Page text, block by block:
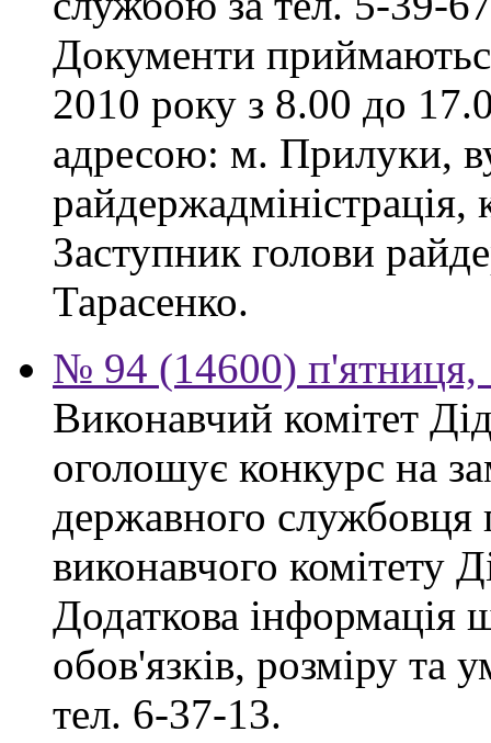
Документи
2010 року з 8.00 до
адресою: м. Прилуки,
Заступник голови
Тарасенко.
№ 94 (14600) п'ятниця,
Виконавчий комітет
оголошує конкурс на
державного службовця
виконавчого комітету
Додаткова інформація
обов'язків, розміру та
тел. 6-37-13.